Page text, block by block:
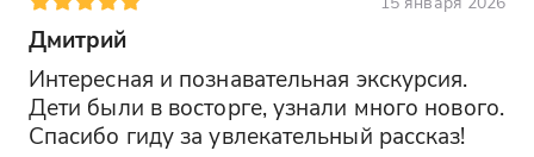
Дмитрий
Интересная и познавательная экскурсия.
Дети были в восторге, узнали много нового.
Спасибо гиду за увлекательный рассказ!